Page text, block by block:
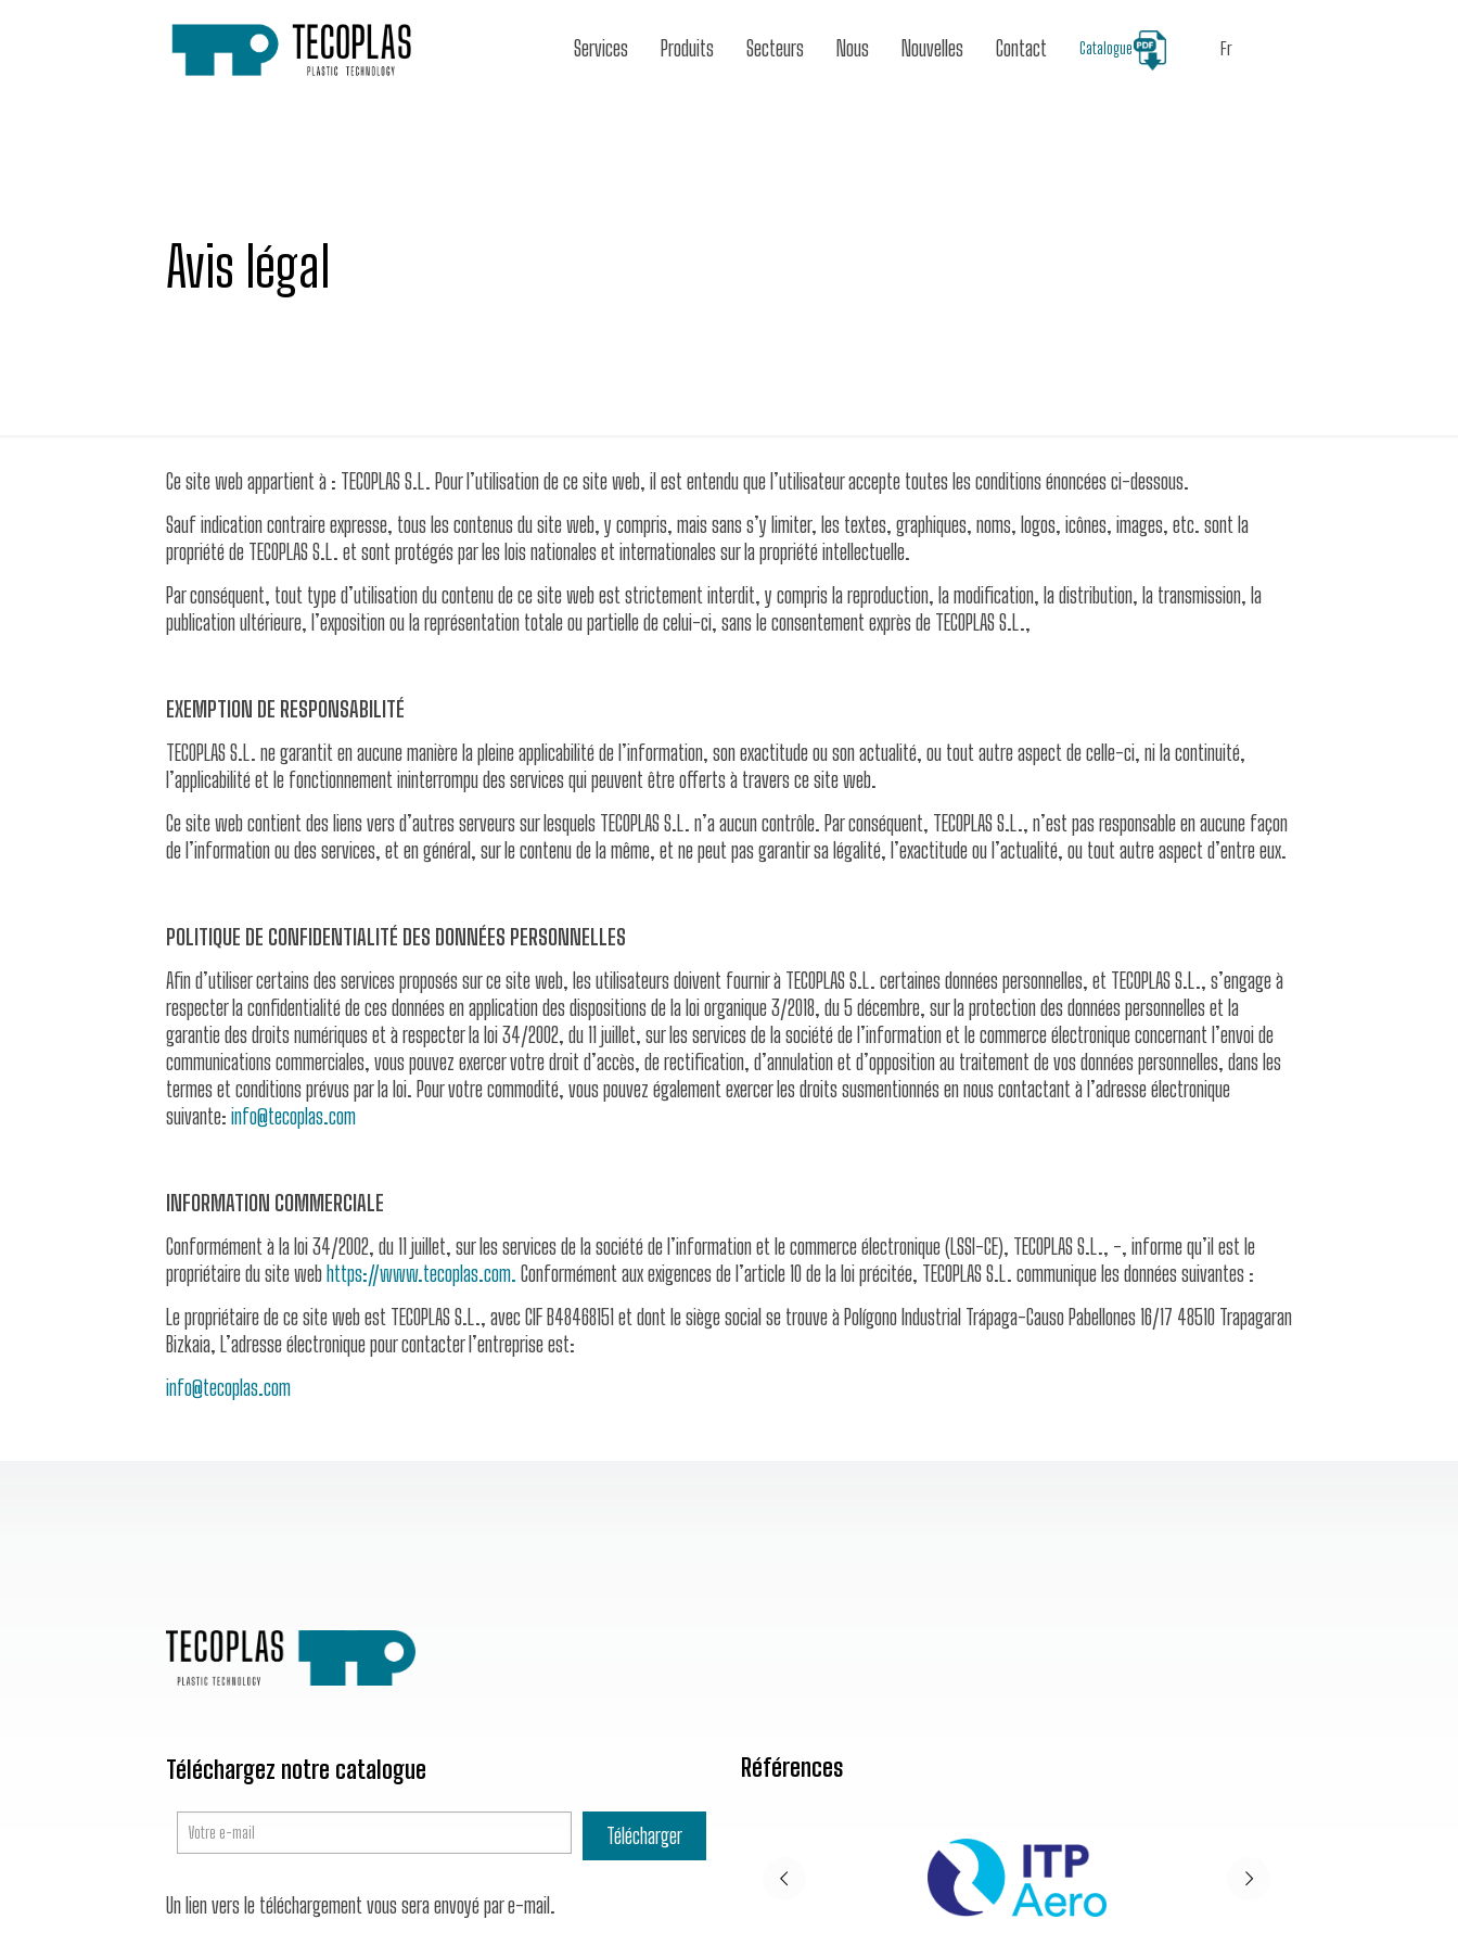
Services Produits Secteurs Nous Nouvelles Contact Catalogue Fr
Avis légal
Ce site web appartient à : TECOPLAS S.L. Pour l’utilisation de ce site web, il est entendu que l’utilisateur accepte toutes les conditions énoncées ci-dessous.
Sauf indication contraire expresse, tous les contenus du site web, y compris, mais sans s’y limiter, les textes, graphiques, noms, logos, icônes, images, etc. sont la
propriété de TECOPLAS S.L. et sont protégés par les lois nationales et internationales sur la propriété intellectuelle.
Par conséquent, tout type d’utilisation du contenu de ce site web est strictement interdit, y compris la reproduction, la modification, la distribution, la transmission, la
publication ultérieure, l’exposition ou la représentation totale ou partielle de celui-ci, sans le consentement exprès de TECOPLAS S.L.,
EXEMPTION DE RESPONSABILITÉ
TECOPLAS S.L. ne garantit en aucune manière la pleine applicabilité de l’information, son exactitude ou son actualité, ou tout autre aspect de celle-ci, ni la continuité,
l’applicabilité et le fonctionnement ininterrompu des services qui peuvent être offerts à travers ce site web.
Ce site web contient des liens vers d’autres serveurs sur lesquels TECOPLAS S.L. n’a aucun contrôle. Par conséquent, TECOPLAS S.L., n’est pas responsable en aucune façon
de l’information ou des services, et en général, sur le contenu de la même, et ne peut pas garantir sa légalité, l’exactitude ou l’actualité, ou tout autre aspect d’entre eux.
POLITIQUE DE CONFIDENTIALITÉ DES DONNÉES PERSONNELLES
Afin d’utiliser certains des services proposés sur ce site web, les utilisateurs doivent fournir à TECOPLAS S.L. certaines données personnelles, et TECOPLAS S.L., s’engage à
respecter la confidentialité de ces données en application des dispositions de la loi organique 3/2018, du 5 décembre, sur la protection des données personnelles et la
garantie des droits numériques et à respecter la loi 34/2002, du 11 juillet, sur les services de la société de l’information et le commerce électronique concernant l’envoi de
communications commerciales, vous pouvez exercer votre droit d’accès, de rectification, d’annulation et d’opposition au traitement de vos données personnelles, dans les
termes et conditions prévus par la loi. Pour votre commodité, vous pouvez également exercer les droits susmentionnés en nous contactant à l’adresse électronique
suivante: info@tecoplas.com
INFORMATION COMMERCIALE
Conformément à la loi 34/2002, du 11 juillet, sur les services de la société de l’information et le commerce électronique (LSSI-CE), TECOPLAS S.L., -, informe qu’il est le
propriétaire du site web https://www.tecoplas.com. Conformément aux exigences de l’article 10 de la loi précitée, TECOPLAS S.L. communique les données suivantes :
Le propriétaire de ce site web est TECOPLAS S.L., avec CIF B48468151 et dont le siège social se trouve à Polígono Industrial Trápaga-Causo Pabellones 16/17 48510 Trapagaran
Bizkaia, L’adresse électronique pour contacter l’entreprise est:
info@tecoplas.com
Téléchargez notre catalogue
Un lien vers le téléchargement vous sera envoyé par e-mail.
Références